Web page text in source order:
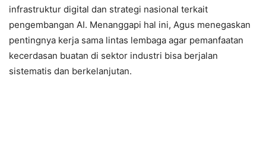
infrastruktur digital dan strategi nasional terkait
pengembangan AI. Menanggapi hal ini, Agus menegaskan
pentingnya kerja sama lintas lembaga agar pemanfaatan
kecerdasan buatan di sektor industri bisa berjalan
sistematis dan berkelanjutan.